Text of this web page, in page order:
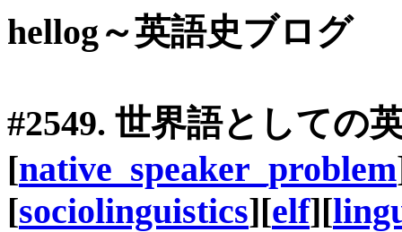
hellog～英語史ブログ
#2549. 世界語としての
[native_speaker_problem
[sociolinguistics][elf][